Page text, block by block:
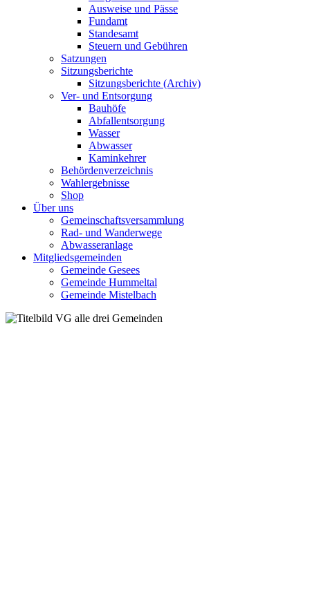
Ausweise und Pässe
Fundamt
Standesamt
Steuern und Gebühren
Satzungen
Sitzungsberichte
Sitzungsberichte (Archiv)
Ver- und Entsorgung
Bauhöfe
Abfallentsorgung
Wasser
Abwasser
Kaminkehrer
Behördenverzeichnis
Wahlergebnisse
Shop
Über uns
Gemeinschaftsversammlung
Rad- und Wanderwege
Abwasseranlage
Mitgliedsgemeinden
Gemeinde Gesees
Gemeinde Hummeltal
Gemeinde Mistelbach